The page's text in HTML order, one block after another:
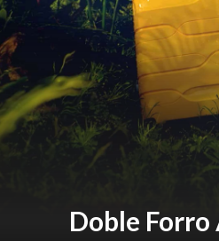
Doble